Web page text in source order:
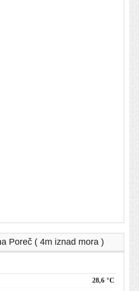
Poreč ( 4m iznad mora )
28,6 °C